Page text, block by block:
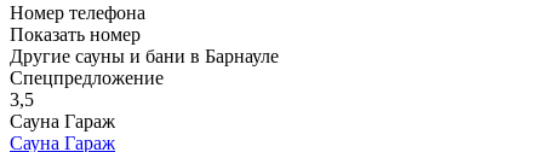
Номер телефона
Показать номер
Другие сауны и бани в Барнауле
Спецпредложение
3,5
Сауна Гараж
Сауна Гараж